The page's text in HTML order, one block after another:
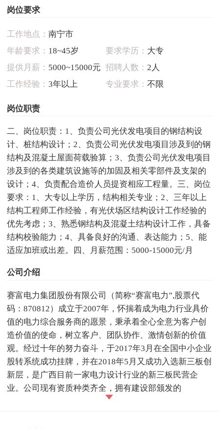
岗位要求
工作地点： 南宁市
年龄要求： 18~45岁 要求学历： 大专
提供月薪： 5000~15000元 招聘人数： 2人
工作经验： 3年以上 专业要求： 不限
岗位职责
二、岗位职责：1、负责公司光伏发电项目的钢结构设
计、桩结构设计；2、负责公司光伏发电项目涉及到的钢
结构及混凝土屋面荷载验算；3、负责公司光伏发电项目
涉及到的各类建筑设施等的加固及相关零部件及支架的
设计；4、负责配合造价人员提资相应工程量。三、岗位
要求：1、大专以上学历，结构相关专业；2、三年以上
结构工程师工作经验，有光伏场区结构设计工作经验的
优先考虑；3、熟悉钢结构及混凝土结构设计工作，具备
结构校验能力；4、具备良好的沟通、表达能力；5、能
适应加班或出差。四、月薪范围：5000-15000元/月
公司介绍
赛富电力集团股份有限公司（简称“赛富电力”,股票代
码：870812）成立于2007年，怀揣着成为电力行业具价
值的电力综合服务商的愿景，秉承着全心全意为客户创
造价值的使命，树立客户、团队协作、激情创新的价值
观。经过十年的努力奋斗，于2017年3月在全国中小企业
股转系统成功挂牌，并在2018年5月又成功入选新三板创
新层，是广西目前一家电力设计行业的新三板民营企
业。公司现有资质种类齐全，拥有建设部颁发的